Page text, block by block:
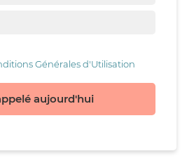
Générales d'Utilisation
aujourd'hui